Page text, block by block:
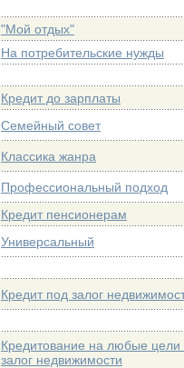
"Мой отдых"
На потребительские нужды
Кредит до зарплаты
Семейный совет
Классика жанра
Профессиональный подход
Кредит пенсионерам
Универсальный
Кредит под залог
Кредитование на любые цели
залог недвижимости